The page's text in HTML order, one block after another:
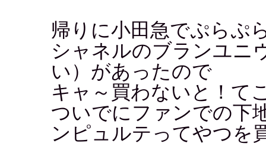
帰りに小田急でぷらぷ
シャネルのブランユニ
い）があったので
キャ～買わないと！て
ついでにファンでの下
ンピュルテってやつを